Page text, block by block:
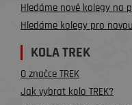
Hledáme nové kolegy na
Hledáme kolegy pro
KOLA TREK
O značce TREK
Jak vybrat kolo TREK?